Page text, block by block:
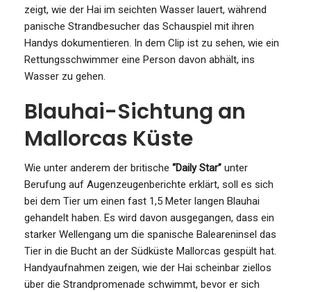
zeigt, wie der Hai im seichten Wasser lauert, während
panische Strandbesucher das Schauspiel mit ihren
Handys dokumentieren. In dem Clip ist zu sehen, wie ein
Rettungsschwimmer eine Person davon abhält, ins
Wasser zu gehen.
Blauhai-Sichtung an
Mallorcas Küste
Wie unter anderem der britische “Daily Star” unter
Berufung auf Augenzeugenberichte erklärt, soll es sich
bei dem Tier um einen fast 1,5 Meter langen Blauhai
gehandelt haben. Es wird davon ausgegangen, dass ein
starker Wellengang um die spanische Baleareninsel das
Tier in die Bucht an der Südküste Mallorcas gespült hat.
Handyaufnahmen zeigen, wie der Hai scheinbar ziellos
über die Strandpromenade schwimmt, bevor er sich